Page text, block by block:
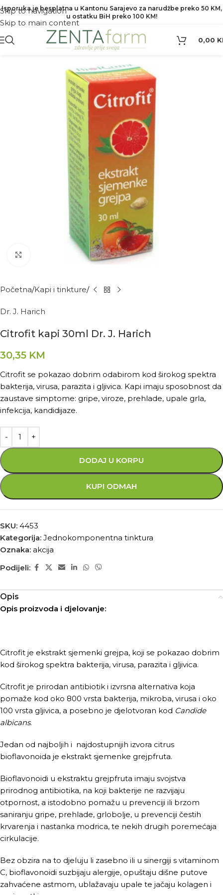
Skip to navigation
Skip to main content
Isporuka je besplatna u Kantonu Sarajevo za narudžbe preko 50 KM,
u ostatku BiH preko 100 KM!
0,00
Kliknite za povećanje
Početna Kapi i tinkture
Dr. J. Harich
Citrofit kapi 30ml Dr. J. Harich
30,35 KM
Citrofit se pokazao dobrim odabirom kod širokog spektra
bakterija, virusa, parazita i gljivica. Kapi imaju sposobnost da
zaustave simptome: gripe, viroze, prehlade, upale grla,
infekcija, kandidijaze.
DODAJ U KORPU
KUPI ODMAH
SKU: 4453
Kategorija: Jednokomponentna tinktura
Oznaka: akcija
Podijeli:
Opis
Opis proizvoda i djelovanje:
Citrofit je ekstrakt sjemenki grejpa, koji se pokazao dobrim
kod širokog spektra bakterija, virusa, parazita i gljivica.
Citrofit je prirodan antibiotik i izvrsna alternativa koja
pomaže kod oko 800 vrsta bakterija, mikroba, virusa i oko
100 vrsta gljivica, a posebno je djelotvoran kod Candide
albicans.
Jedan od najboljih i najdostupnijih izvora citrus
bioflavonoida je ekstrakt sjemenke grejpfruta.
Bioflavonoidi u ekstraktu grejpfruta imaju svojstva
prirodnog antibiotika, na koji bakterije ne razvijaju
otpornost, a istodobno pomažu u prevenciji ili brzom
saniranju gripe, prehlade, grlobolje, u prevenciji čestih
krvarenja i nastanka modrica, te nekih drugih poremećaja
cirkulacije.
Bez obzira na to djeluju li zasebno ili u sinergiji s vitaminom
C, bioflavonoidi suzbijaju alergije, opuštaju dišne putove
zahvaćene astmom, ublažavaju upale te jačaju kolagen i